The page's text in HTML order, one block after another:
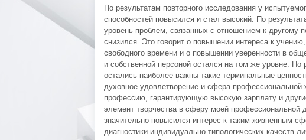
По результатам повторного исследования у
способностей повысился и стал высокий. По
уровень проблем, связанных с отношением к другому
снизился. Это говорит о повышении интереса к
свободного времени и о повышении уверенности в
и собственной персоной остался на том же уровне.
остались наиболее важны такие терминальные
духовное удовлетворение и сфера
профессию, гарантирующую высокую зарплату и
элемент творчества в сферу моей профессиональной
значительно повысился интерес к таким жизненным
диагностики индивидуально-типологических качеств